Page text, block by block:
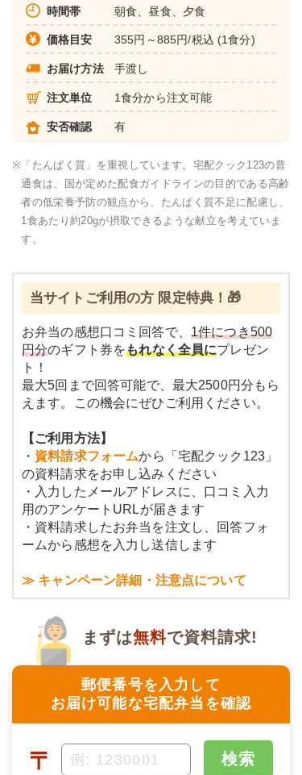
時間帯 朝食、昼食、夕食
価格目安 355円～885円/税込 (1食分)
お届け方法 手渡し
注文単位 1食分から注文可能
安否確認 有
※ 「たんぱく質」を重視しています。宅配クック123の普
通食は、国が定めた配食ガイドラインの目的である高齢
者の低栄養予防の観点から、たんぱく質不足に配慮し、
1食あたり約20gが摂取できるような献立を考えていま
す。
当サイトご利用の方 限定特典！🎁
お弁当の感想口コミ回答で、 1件につき500
円分のギフト券をもれなく全員にプレゼン
ト！
最大5回まで回答可能で、最大2500円分もら
えます。この機会にぜひご利用ください。
【ご利用方法】
・ 資料請求フォームから「宅配クック123」
の資料請求をお申し込みください
・入力したメールアドレスに、口コミ入力
用のアンケートURLが届きます
・資料請求したお弁当を注文し、回答フォ
ームから感想を入力し送信します
≫ キャンペーン詳細・注意点について
郵便番号を入力して
お届け可能な宅配弁当を確認
まずは無料で資料請求!
〒 検索